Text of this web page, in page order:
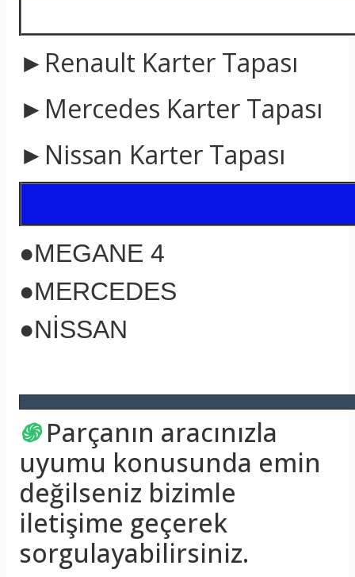
►Renault Karter Tapası
►Mercedes Karter Tapası
►Nissan Karter Tapası
●MEGANE 4
●MERCEDES
●NİSSAN
֍ Parçanın aracınızla
uyumu konusunda emin
değilseniz bizimle
iletişime geçerek
sorgulayabilirsiniz.